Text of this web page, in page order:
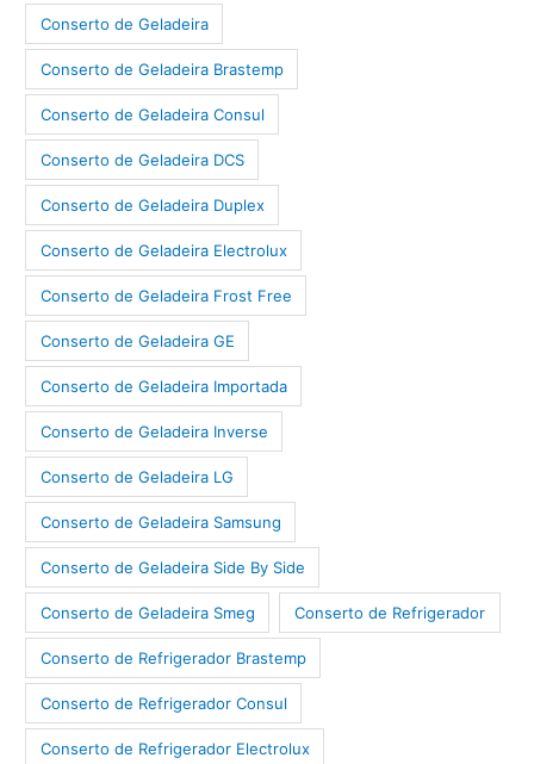
Conserto de Geladeira
Conserto de Geladeira Brastemp
Conserto de Geladeira Consul
Conserto de Geladeira DCS
Conserto de Geladeira Duplex
Conserto de Geladeira Electrolux
Conserto de Geladeira Frost Free
Conserto de Geladeira GE
Conserto de Geladeira Importada
Conserto de Geladeira Inverse
Conserto de Geladeira LG
Conserto de Geladeira Samsung
Conserto de Geladeira Side By Side
Conserto de Geladeira Smeg Conserto de Refrigerador
Conserto de Refrigerador Brastemp
Conserto de Refrigerador Consul
Conserto de Refrigerador Electrolux